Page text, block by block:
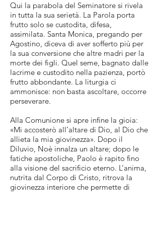
Qui la parabola del Seminatore si rivela
in tutta la sua serietà. La Parola porta
frutto solo se custodita, difesa,
assimilata. Santa Monica, pregando per
Agostino, diceva di aver sofferto più per
la sua conversione che altre madri per la
morte dei figli. Quel seme, bagnato dalle
lacrime e custodito nella pazienza, portò
frutto abbondante. La liturgia ci
ammonisce: non basta ascoltare, occorre
perseverare.
Alla Comunione si apre infine la gioia:
«Mi accosterò all’altare di Dio, al Dio che
allieta la mia giovinezza». Dopo il
Diluvio, Noè innalza un altare; dopo le
fatiche apostoliche, Paolo è rapito fino
alla visione del sacrificio eterno. L’anima,
nutrita dal Corpo di Cristo, ritrova la
giovinezza interiore che permette di